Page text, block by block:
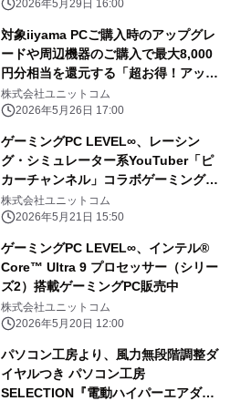
パーツ・周辺機器等の日替わりセール
提供！
2026年5月29日 16:00
対象iiyama PCご購入時のアップグレ
ードや周辺機器のご購入で最大8,000
円分相当を還元する「超お得！アップ
グレード還元フェア」を5月27日から6
月9日までの期間限定で開催
株式会社ユニットコム
2026年5月26日 17:00
ゲーミングPC LEVEL∞、レーシン
グ・シミュレーター系YouTuber「ピ
カーチャンネル」コラボゲーミングPC
を発売
株式会社ユニットコム
2026年5月21日 15:50
ゲーミングPC LEVEL∞、インテル®
Core™ Ultra 9 プロセッサー（シリー
ズ2）搭載ゲーミングPC販売中
株式会社ユニットコム
2026年5月20日 12:00
パソコン工房より、風力無段階調整ダ
イヤルつき パソコン工房
SELECTION『電動ハイパーエアダス